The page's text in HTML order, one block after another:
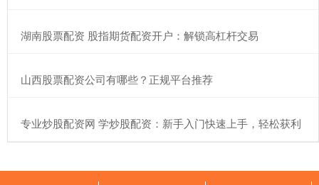
​湖南股票配资 股指期货配资开户：解锁高杠杆交易
​山西股票配资公司有哪些？正规平台推荐
​专业炒股配资网 学炒股配资：新手入门快速上手，轻松获利